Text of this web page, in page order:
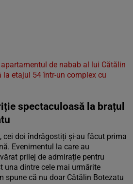
de nabab al lui Cătălin
la etajul 54 într-un complex cu
spectaculoasă la brațul
cei doi îndrăgostiți și-au făcut prima
Evenimentul la care au
prilej de admirație pentru
una dintre cele mai urmărite
spune că nu doar Cătălin Botezatu